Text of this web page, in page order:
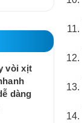
vòi xịt
dàng